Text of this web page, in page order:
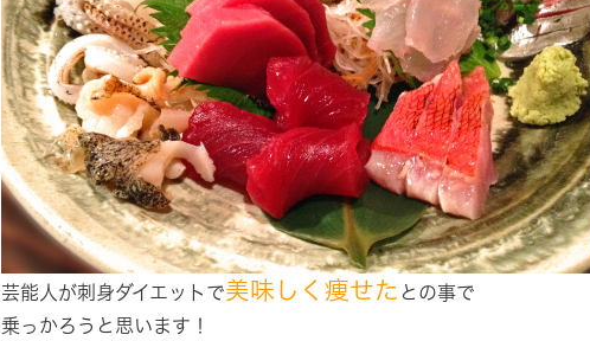
芸能人が刺身ダイエットで美味しく痩せた との事で
乗っかろうと思います！